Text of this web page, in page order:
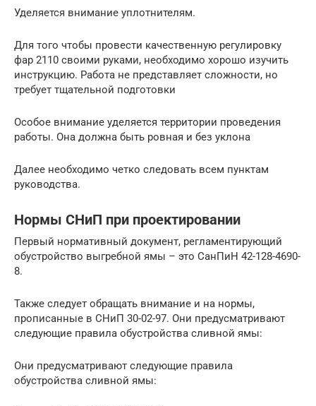
Уделяется внимание уплотнителям.
Для того чтобы провести качественную регулировку
фар 2110 своими руками, необходимо хорошо изучить
инструкцию. Работа не представляет сложности, но
требует тщательной подготовки
Особое внимание уделяется территории проведения
работы. Она должна быть ровная и без уклона
Далее необходимо четко следовать всем пунктам
руководства.
Нормы СНиП при проектировании
Первый нормативный документ, регламентирующий
обустройство выгребной ямы – это СанПиН 42-128-4690-
8.
Также следует обращать внимание и на нормы,
прописанные в СНиП 30-02-97. Они предусматривают
следующие правила обустройства сливной ямы:
Они предусматривают следующие правила
обустройства сливной ямы: